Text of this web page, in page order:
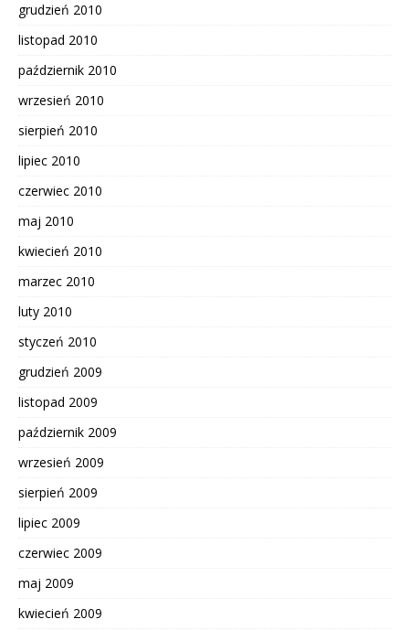
grudzień 2010
listopad 2010
październik 2010
wrzesień 2010
sierpień 2010
lipiec 2010
czerwiec 2010
maj 2010
kwiecień 2010
marzec 2010
luty 2010
styczeń 2010
grudzień 2009
listopad 2009
październik 2009
wrzesień 2009
sierpień 2009
lipiec 2009
czerwiec 2009
maj 2009
kwiecień 2009